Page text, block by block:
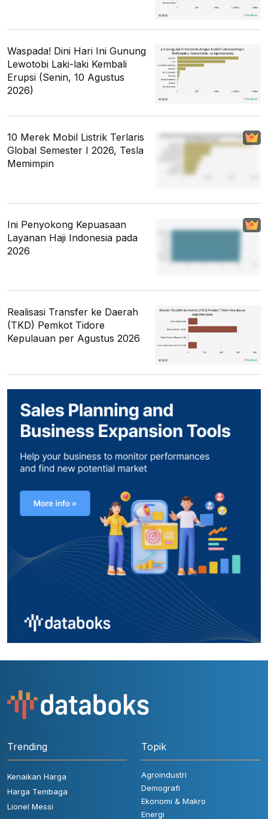
Waspada! Dini Hari Ini Gunung
Lewotobi Laki-laki Kembali
Erupsi (Senin, 10 Agustus
2026)
10 Merek Mobil Listrik Terlaris
Global Semester I 2026, Tesla
Memimpin
Ini Penyokong Kepuasaan
Layanan Haji Indonesia pada
2026
Realisasi Transfer ke Daerah
(TKD) Pemkot Tidore
Kepulauan per Agustus 2026
Trending
Kenaikan Harga
Harga Tembaga
Lionel Messi
Topik
Agroindustri
Demografi
Ekonomi & Makro
Energi